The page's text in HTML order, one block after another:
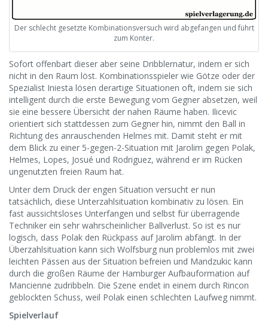
Der schlecht gesetzte Kombinationsversuch wird abgefangen und führt
zum Konter.
Sofort offenbart dieser aber seine Dribblernatur, indem er sich
nicht in den Raum löst. Kombinationsspieler wie Götze oder der
Spezialist Iniesta lösen derartige Situationen oft, indem sie sich
intelligent durch die erste Bewegung vom Gegner absetzen, weil
sie eine bessere Übersicht der nahen Räume haben. Ilicevic
orientiert sich stattdessen zum Gegner hin, nimmt den Ball in
Richtung des anrauschenden Helmes mit. Damit steht er mit
dem Blick zu einer 5-gegen-2-Situation mit Jarolim gegen Polak,
Helmes, Lopes, Josué und Rodriguez, während er im Rücken
ungenutzten freien Raum hat.
Unter dem Druck der engen Situation versucht er nun
tatsächlich, diese Unterzahlsituation kombinativ zu lösen. Ein
fast aussichtsloses Unterfangen und selbst für überragende
Techniker ein sehr wahrscheinlicher Ballverlust. So ist es nur
logisch, dass Polak den Rückpass auf Jarolim abfängt. In der
Überzahlsituation kann sich Wolfsburg nun problemlos mit zwei
leichten Pässen aus der Situation befreien und Mandzukic kann
durch die großen Räume der Hamburger Aufbauformation auf
Mancienne zudribbeln. Die Szene endet in einem durch Rincon
geblockten Schuss, weil Polak einen schlechten Laufweg nimmt.
Spielverlauf